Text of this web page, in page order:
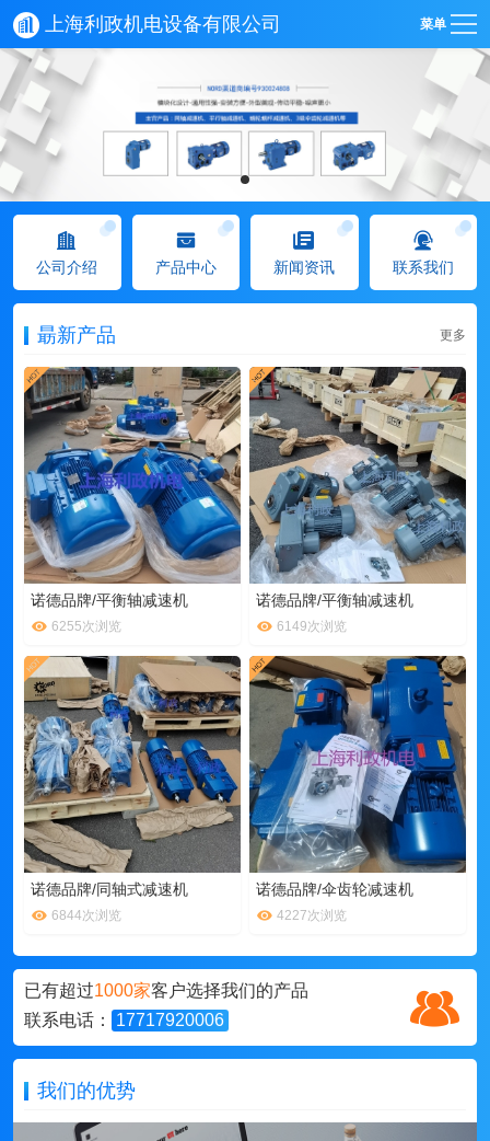
上海利政机电设备有限公司 菜单
公司介绍 产品中心 新闻资讯 联系我们
朂新产品 更多
诺德品牌/平衡轴减速机
6255次浏览
诺德品牌/平衡轴减速机
6149次浏览
诺德品牌/同轴式减速机
6844次浏览
诺德品牌/伞齿轮减速机
4227次浏览
已有超过1000家客户选择我们的产品
联系电话：
17717920006
我们的优势